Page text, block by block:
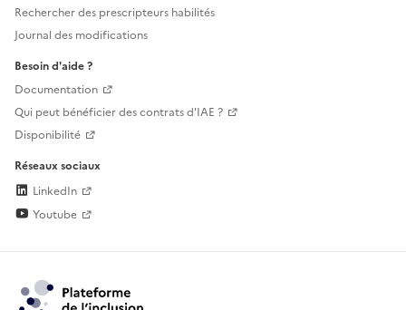
Rechercher des prescripteurs habilités
Journal des modifications
Besoin d'aide ?
Documentation
Qui peut bénéficier des contrats d'IAE ?
Disponibilité
Réseaux sociaux
LinkedIn
Youtube